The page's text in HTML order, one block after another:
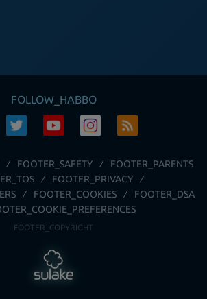
FOLLOW_HABBO
FOOTER_SAFETY
FOOTER_PARENTS
FOOTER_PRIVACY
FOOTER_COOKIES
FOOTER_DSA
FOOTER_COPYRIGHT